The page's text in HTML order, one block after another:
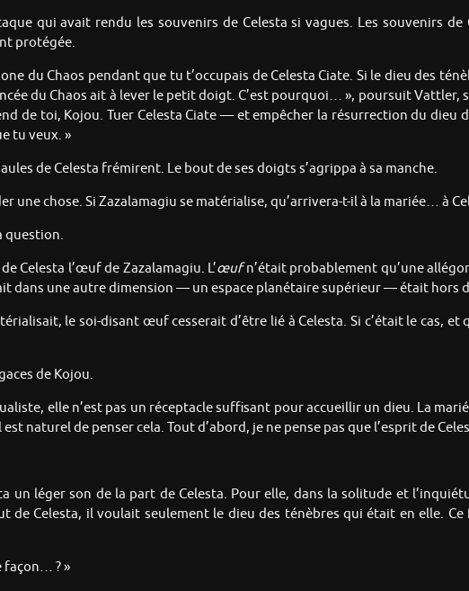
qui avait rendu les souvenirs de Celesta si vagues. Les souvenirs
protégée.
du Chaos pendant que tu t’occupais de Celesta Ciate. Si le dieu des
du Chaos ait à lever le petit doigt. C’est pourquoi… », poursuit
de toi, Kojou. Tuer Celesta Ciate — et empêcher la résurrection du dieu
tu veux. »
de Celesta frémirent. Le bout de ses doigts s’agrippa à sa manche.
chose. Si Zazalamagiu se matérialise, qu’arrivera-t-il à la mariée… à
question.
Celesta l’œuf de Zazalamagiu. L’œufn’était probablement qu’une
dans une autre dimension — un espace planétaire supérieur — était hors
le soi-disant œuf cesserait d’être lié à Celesta. Si c’était le cas,
de Kojou.
elle n’est pas un réceptacle suffisant pour accueillir un dieu. La
naturel de penser cela. Tout d’abord, je ne pense pas que l’esprit de
un léger son de la part de Celesta. Pour elle, dans la solitude et
Celesta, il voulait seulement le dieu des ténèbres qui était en elle.
façon… ? »